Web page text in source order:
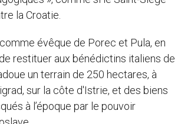
la Croatie.
évêque de Porec et Pula, en
restituer aux bénédictins italiens de
un terrain de 250 hectares, à
sur la côte d'Istrie, et des biens
à l’époque par le pouvoir